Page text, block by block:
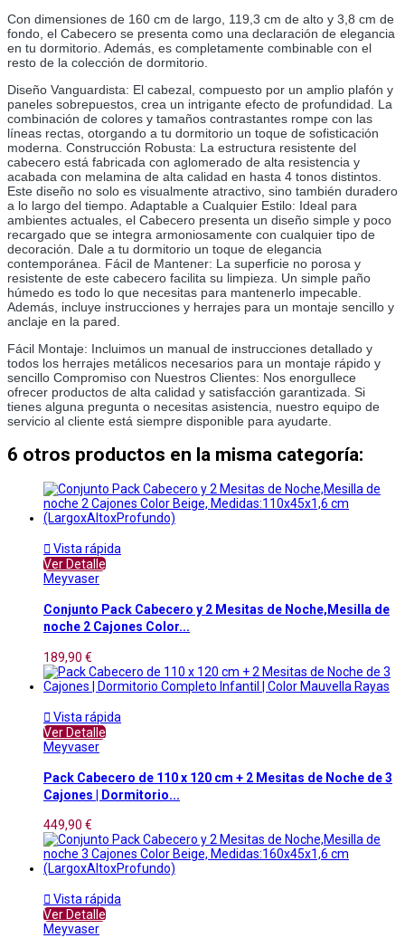
Con dimensiones de 160 cm de largo, 119,3 cm de alto y 3,8 cm de
fondo, el Cabecero se presenta como una declaración de elegancia
en tu dormitorio. Además, es completamente combinable con el
resto de la colección de dormitorio.
Diseño Vanguardista: El cabezal, compuesto por un amplio plafón y
paneles sobrepuestos, crea un intrigante efecto de profundidad. La
combinación de colores y tamaños contrastantes rompe con las
líneas rectas, otorgando a tu dormitorio un toque de sofisticación
moderna. Construcción Robusta: La estructura resistente del
cabecero está fabricada con aglomerado de alta resistencia y
acabada con melamina de alta calidad en hasta 4 tonos distintos.
Este diseño no solo es visualmente atractivo, sino también duradero
a lo largo del tiempo. Adaptable a Cualquier Estilo: Ideal para
ambientes actuales, el Cabecero presenta un diseño simple y poco
recargado que se integra armoniosamente con cualquier tipo de
decoración. Dale a tu dormitorio un toque de elegancia
contemporánea. Fácil de Mantener: La superficie no porosa y
resistente de este cabecero facilita su limpieza. Un simple paño
húmedo es todo lo que necesitas para mantenerlo impecable.
Además, incluye instrucciones y herrajes para un montaje sencillo y
anclaje en la pared.
Fácil Montaje: Incluimos un manual de instrucciones detallado y
todos los herrajes metálicos necesarios para un montaje rápido y
sencillo Compromiso con Nuestros Clientes: Nos enorgullece
ofrecer productos de alta calidad y satisfacción garantizada. Si
tienes alguna pregunta o necesitas asistencia, nuestro equipo de
servicio al cliente está siempre disponible para ayudarte.
6 otros productos en la misma categoría:
 Vista rápida
Ver Detalle
Meyvaser
Conjunto Pack Cabecero y 2 Mesitas de Noche,Mesilla de
noche 2 Cajones Color...
189,90 €
 Vista rápida
Ver Detalle
Meyvaser
Pack Cabecero de 110 x 120 cm + 2 Mesitas de Noche de 3
Cajones | Dormitorio...
449,90 €
 Vista rápida
Ver Detalle
Meyvaser